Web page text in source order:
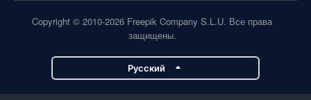
Copyright © 2010-2026 Freepik Company S.L.U. Все права
защищены.
Pусский